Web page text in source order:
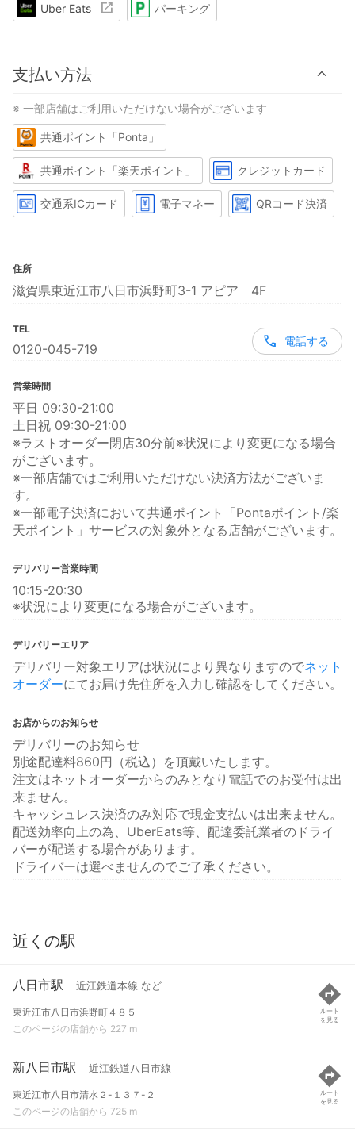
Uber Eats パーキング
支払い方法
※ 一部店舗はご利用いただけない場合がございます
共通ポイント「Ponta」
共通ポイント「楽天ポイント」 クレジットカード
交通系ICカード 電子マネー QRコード決済
住所
滋賀県東近江市八日市浜野町3-1 アピア 4F
TEL
0120-045-719
電話する
営業時間
平日 09:30-21:00
土日祝 09:30-21:00
※ラストオーダー閉店30分前※状況により変更になる場合
がございます。
※一部店舗ではご利用いただけない決済方法がございま
す。
※一部電子決済において共通ポイント「Pontaポイント/楽
天ポイント」サービスの対象外となる店舗がございます。
デリバリー営業時間
10:15-20:30
※状況により変更になる場合がございます。
デリバリーエリア
デリバリー対象エリアは状況により異なりますのでネット
オーダーにてお届け先住所を入力し確認をしてください。
お店からのお知らせ
デリバリーのお知らせ
別途配達料860円（税込）を頂戴いたします。
注文はネットオーダーからのみとなり電話でのお受付は出
来ません。
キャッシュレス決済のみ対応で現金支払いは出来ません。
配送効率向上の為、UberEats等、配達委託業者のドライ
バーが配送する場合があります。
ドライバーは選べませんのでご了承ください。
近くの駅
八日市駅 近江鉄道本線 など
東近江市八日市浜野町４８５
このページの店舗から 227 m
ルート
を見る
新八日市駅 近江鉄道八日市線
東近江市八日市清水２-１３７-２
このページの店舗から 725 m
ルート
を見る